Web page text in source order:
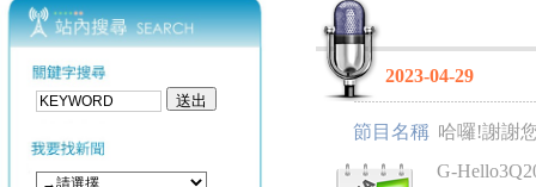
2023-04-29
節目名稱 哈囉!謝謝
G-